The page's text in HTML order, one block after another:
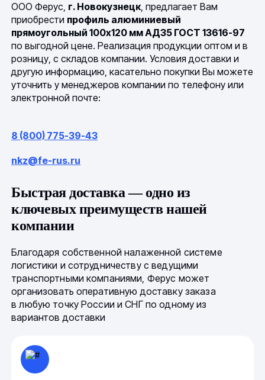
ООО Ферус, г. Новокузнецк, предлагает Вам
приобрести профиль алюминиевый
прямоугольный 100х120 мм АД35 ГОСТ 13616-97
по выгодной цене. Реализация продукции оптом и в
розницу, с складов компании. Условия доставки и
другую информацию, касательно покупки Вы можете
уточнить у менеджеров компании по телефону или
электронной почте:
8 (800) 775-39-43
nkz@fe-rus.ru
Быстрая доставка — одно из
ключевых преимуществ нашей
компании
Благодаря собственной налаженной системе
логистики и сотрудничеству с ведущими
транспортными компаниями, Ферус может
организовать оперативную доставку заказа
в любую точку России и СНГ по одному из
вариантов доставки